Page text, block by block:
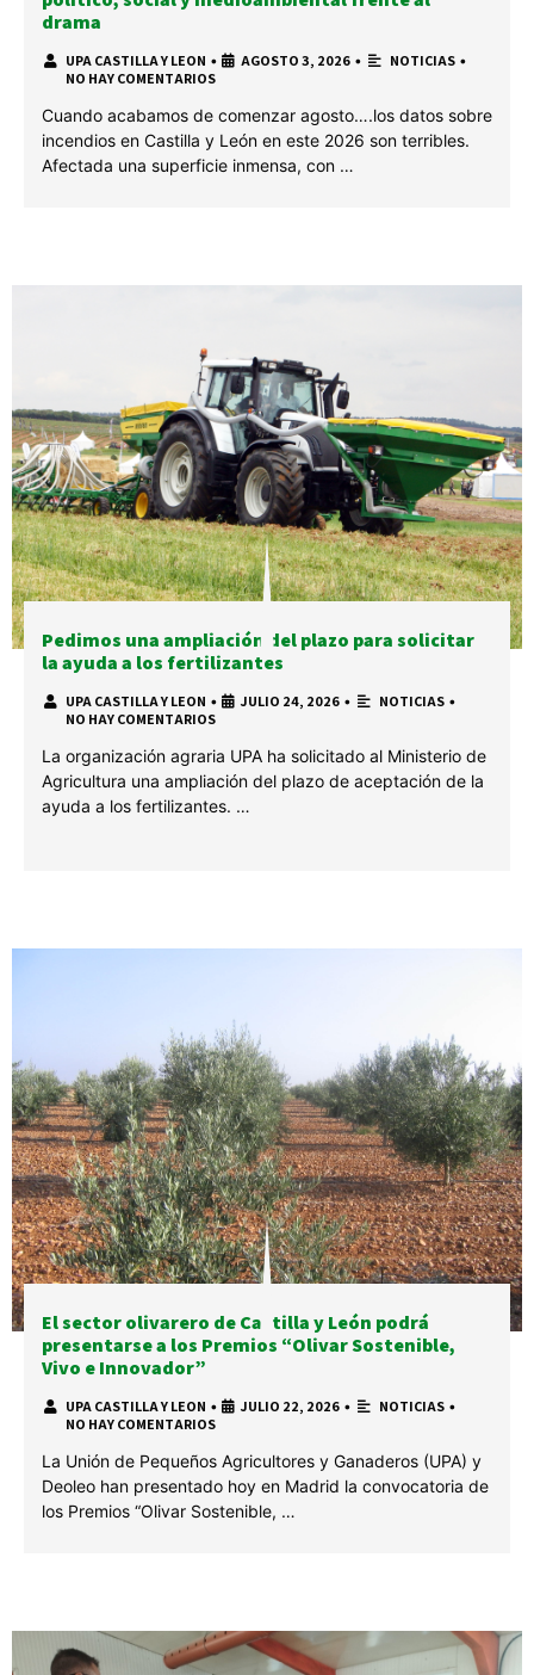
drama
UPA CASTILLA Y LEON • AGOSTO 3, 2026 • NOTICIAS •
NO HAY COMENTARIOS
Cuando acabamos de comenzar agosto….los datos sobre
incendios en Castilla y León en este 2026 son terribles.
Afectada una superficie inmensa, con …
Pedimos una ampliación del plazo para solicitar
la ayuda a los fertilizantes
UPA CASTILLA Y LEON • JULIO 24, 2026 • NOTICIAS •
NO HAY COMENTARIOS
La organización agraria UPA ha solicitado al Ministerio de
Agricultura una ampliación del plazo de aceptación de la
ayuda a los fertilizantes. …
El sector olivarero de Castilla y León podrá
presentarse a los Premios “Olivar Sostenible,
Vivo e Innovador”
UPA CASTILLA Y LEON • JULIO 22, 2026 • NOTICIAS •
NO HAY COMENTARIOS
La Unión de Pequeños Agricultores y Ganaderos (UPA) y
Deoleo han presentado hoy en Madrid la convocatoria de
los Premios “Olivar Sostenible, …